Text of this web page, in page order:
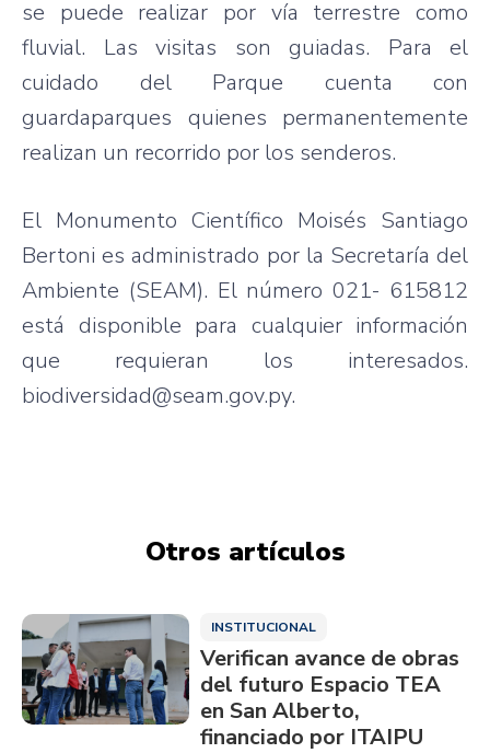
se puede realizar por vía terrestre como
fluvial. Las visitas son guiadas. Para el
cuidado del Parque cuenta con
guardaparques quienes permanentemente
realizan un recorrido por los senderos.
El Monumento Científico Moisés Santiago
Bertoni es administrado por la Secretaría del
Ambiente (SEAM). El número 021- 615812
está disponible para cualquier información
que requieran los interesados.
biodiversidad@seam.gov.py.
Otros artículos
INSTITUCIONAL
Verifican avance de obras
del futuro Espacio TEA
en San Alberto,
financiado por ITAIPU